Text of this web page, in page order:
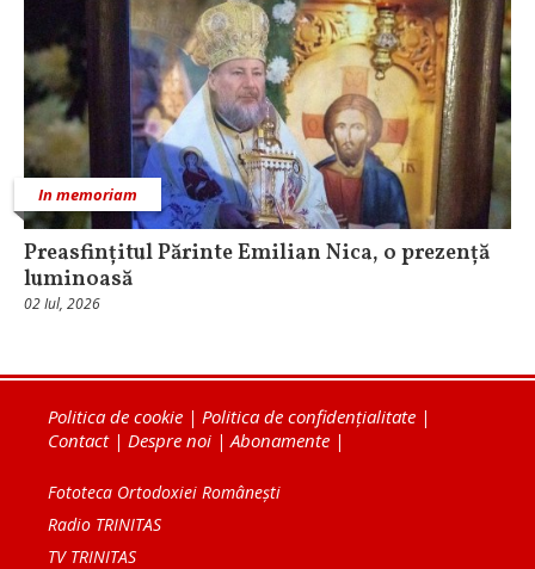
In memoriam
Preasfințitul Părinte Emilian Nica, o prezență
luminoasă
02 Iul, 2026
Politica de cookie | Politica de confidențialitate |
Contact| Despre noi |Abonamente |
Fototeca Ortodoxiei Românești
Radio TRINITAS
TV TRINITAS